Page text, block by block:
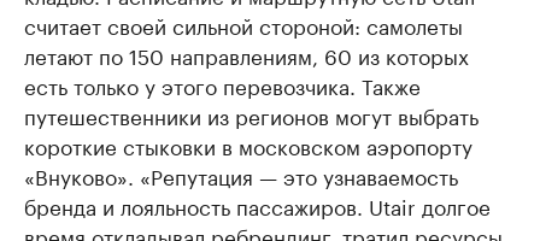
считает своей сильной стороной: самолеты
летают по 150 направлениям, 60 из которых
есть только у этого перевозчика. Также
путешественники из регионов могут выбрать
короткие стыковки в московском аэропорту
«Внуково». «Репутация — это узнаваемость
бренда и лояльность пассажиров. Utair долгое